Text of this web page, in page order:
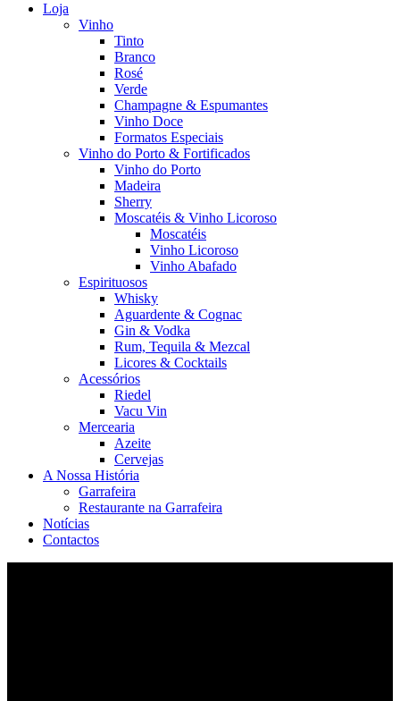
Loja
Vinho
Tinto
Branco
Rosé
Verde
Champagne & Espumantes
Vinho Doce
Formatos Especiais
Vinho do Porto & Fortificados
Vinho do Porto
Madeira
Sherry
Moscatéis & Vinho Licoroso
Moscatéis
Vinho Licoroso
Vinho Abafado
Espirituosos
Whisky
Aguardente & Cognac
Gin & Vodka
Rum, Tequila & Mezcal
Licores & Cocktails
Acessórios
Riedel
Vacu Vin
Mercearia
Azeite
Cervejas
A Nossa História
Garrafeira
Restaurante na Garrafeira
Notícias
Contactos